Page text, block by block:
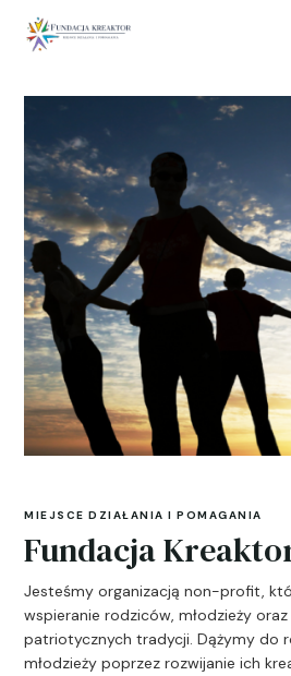
MIEJSCE DZIAŁANIA I POMAGANIA
Fundacja
Jesteśmy organizacją non-profit,
wspieranie rodziców, młodzieży
patriotycznych tradycji. Dążymy do
młodzieży poprzez rozwijanie ich